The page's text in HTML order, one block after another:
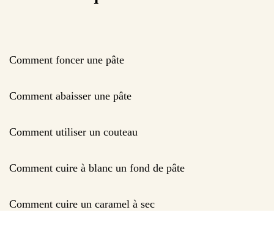
Comment foncer une pâte
Comment abaisser une pâte
Comment utiliser un couteau
Comment cuire à blanc un fond de pâte
Comment cuire un caramel à sec